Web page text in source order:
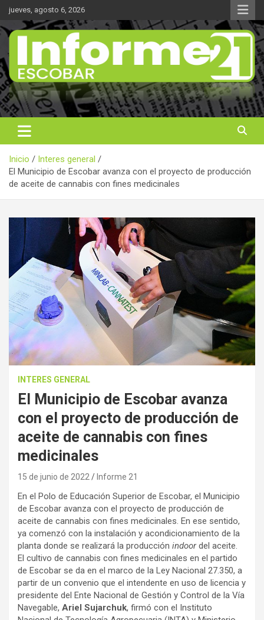
Saltar
contenido
jueves, agosto 6, 2026
Informe 21
Noticas reales
Inicio
Interes general
El Municipio de Escobar avanza con el proyecto de producción
de aceite de cannabis con fines medicinales
INTERES GENERAL
El Municipio de Escobar avanza
con el proyecto de producción de
aceite de cannabis con fines
medicinales
15 de junio de 2022 Informe 21
En el Polo de Educación Superior de Escobar, el Municipio
de Escobar avanza con el proyecto de producción de
aceite de cannabis con fines medicinales. En ese sentido,
ya comenzó con la instalación y acondicionamiento de la
planta donde se realizará la producción indoordel aceite.
El cultivo de cannabis con fines medicinales en el partido
de Escobar se da en el marco de la Ley Nacional 27.350, a
partir de un convenio que el intendente en uso de licencia y
presidente del Ente Nacional de Gestión y Control de la Vía
Navegable, Ariel Sujarchuk, firmó con el Instituto